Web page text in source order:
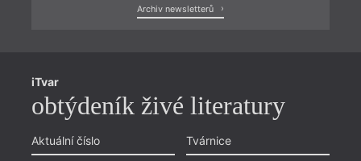
Archiv newsletterů
iTvar
obtýdeník živé literatury
Aktuální číslo
Tvárnice